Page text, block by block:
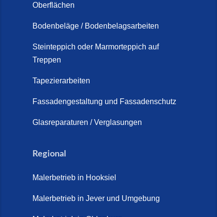
Oberflächen
Bodenbeläge / Bodenbelagsarbeiten
Steinteppich oder Marmorteppich auf
Treppen
Tapezierarbeiten
Fassadengestaltung und Fassadenschutz
Glasreparaturen / Verglasungen
Regional
Malerbetrieb in Hooksiel
Malerbetrieb in Jever und Umgebung